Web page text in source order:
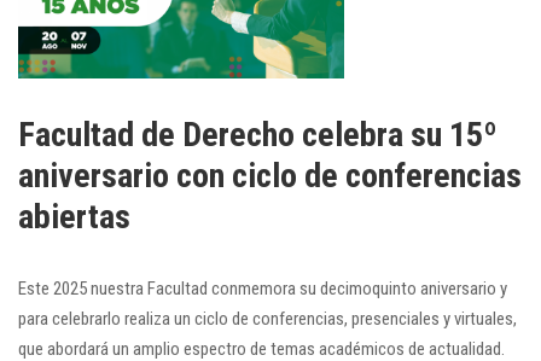
Facultad de Derecho celebra su 15º
aniversario con ciclo de conferencias
abiertas
Este 2025 nuestra Facultad conmemora su decimoquinto aniversario y
para celebrarlo realiza un ciclo de conferencias, presenciales y virtuales,
que abordará un amplio espectro de temas académicos de actualidad.